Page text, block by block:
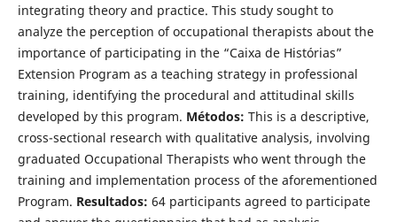
integrating theory and practice. This study sought to
analyze the perception of occupational therapists about the
importance of participating in the “Caixa de Histórias”
Extension Program as a teaching strategy in professional
training, identifying the procedural and attitudinal skills
developed by this program. Métodos: This is a descriptive,
cross-sectional research with qualitative analysis, involving
graduated Occupational Therapists who went through the
training and implementation process of the aforementioned
Program. Resultados: 64 participants agreed to participate